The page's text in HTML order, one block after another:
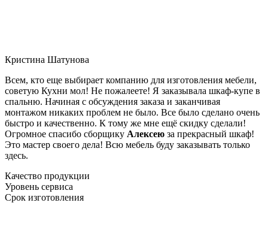
Кристина Шатунова
Всем, кто еще выбирает компанию для изготовления мебели,
советую Кухни мол! Не пожалеете! Я заказывала шкаф-купе в
спальню. Начиная с обсуждения заказа и заканчивая
монтажом никаких проблем не было. Все было сделано очень
быстро и качественно. К тому же мне ещё скидку сделали!
Огромное спасибо сборщику Алексею за прекрасный шкаф!
Это мастер своего дела! Всю мебель буду заказывать только
здесь.
Качество продукции
Уровень сервиса
Срок изготовления